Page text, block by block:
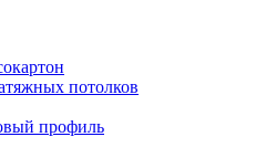
потолков
профиль